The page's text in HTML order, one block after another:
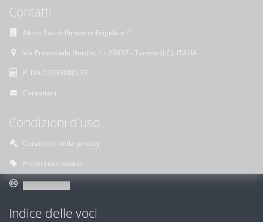
Contatti
Akros Sas di Pirovano Brigida e C.
Via Provinciale Nord n. 1 - 23837 - Taceno (LC), ITALIA
P. IVA 02263080133
Contattaci
Condizioni d'uso
Condizioni della privacy
Preferenze cookie
Indice delle voci